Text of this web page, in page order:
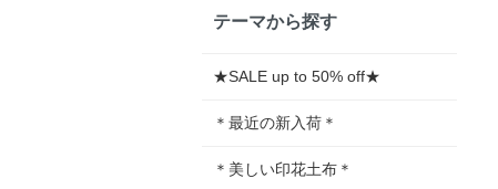
テーマから探す
★SALE up to 50% off★
＊最近の新入荷＊
＊美しい印花土布＊